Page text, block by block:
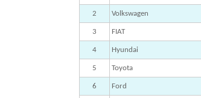
2 Volkswagen
3 FIAT
4 Hyundai
5 Toyota
6 Ford